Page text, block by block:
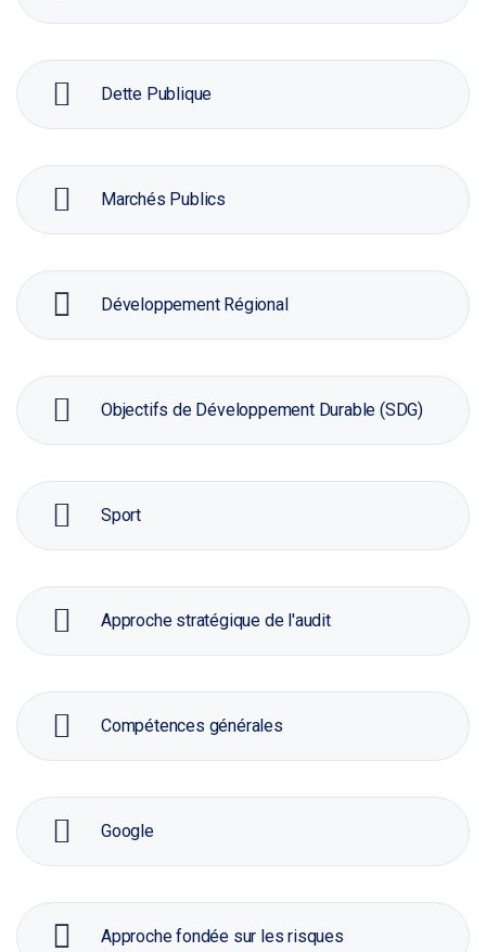
Dette Publique
Marchés Publics
Développement Régional
Objectifs de Développement Durable (SDG)
Sport
Approche stratégique de l'audit
Compétences générales
Google
Approche fondée sur les risques